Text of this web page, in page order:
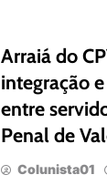
Arraiá do
integração
entre
Penal de
Colunista01